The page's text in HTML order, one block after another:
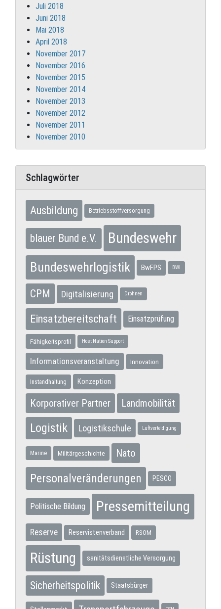
Juli 2018
Juni 2018
Mai 2018
April 2018
November 2017
November 2016
November 2015
November 2014
November 2013
November 2012
November 2011
November 2010
Schlagwörter
Ausbildung Betriebsstoffversorgung
blauer Bund e.V. Bundeswehr
Bundeswehrlogistik BwFPS BWI
CPM Digitalisierung Drohnen
Einsatzbereitschaft Einsatzprüfung
Fähigkeitsprofil Host Nation Support
Informationsveranstaltung Innovation
Instandhaltung Konzeption
Korporativer Partner Landmobilität
Logistik Logistikschule Luftverteidigung
Marine Militärgeschichte Nato
Personalveränderungen PESCO
Politische Bildung Pressemitteilung
Reserve Reservistenverband RSOM
Rüstung sanitätsdienstliche Versorgung
Sicherheitspolitik Staatsbürger